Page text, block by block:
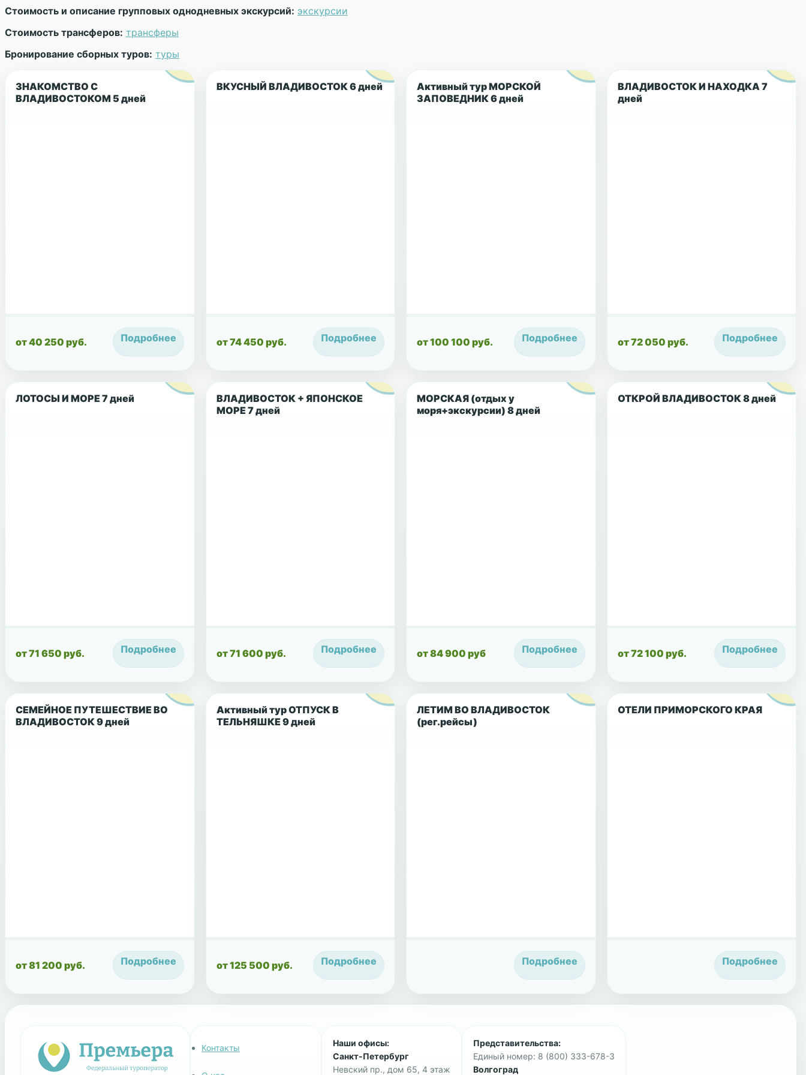
Стоимость и описание групповых однодневных экскурсий: экскурсии
Стоимость трансферов: трансферы
Бронирование сборных туров: туры
ЗНАКОМСТВО С
ВЛАДИВОСТОКОМ 5 дней
от 40 250 руб. Подробнее
ВКУСНЫЙ ВЛАДИВОСТОК 6 дней
от 74 450 руб. Подробнее
Активный тур МОРСКОЙ
ЗАПОВЕДНИК 6 дней
от 100 100 руб. Подробнее
ВЛАДИВОСТОК И НАХОДКА 7
дней
от 72 050 руб. Подробнее
ЛОТОСЫ И МОРЕ 7 дней
от 71 650 руб. Подробнее
ВЛАДИВОСТОК + ЯПОНСКОЕ
МОРЕ 7 дней
от 71 600 руб. Подробнее
МОРСКАЯ (отдых у
моря+экскурсии) 8 дней
от 84 900 руб Подробнее
ОТКРОЙ ВЛАДИВОСТОК 8 дней
от 72 100 руб. Подробнее
СЕМЕЙНОЕ ПУТЕШЕСТВИЕ ВО
ВЛАДИВОСТОК 9 дней
от 81 200 руб. Подробнее
Активный тур ОТПУСК В
ТЕЛЬНЯШКЕ 9 дней
от 125 500 руб. Подробнее
ЛЕТИМ ВО ВЛАДИВОСТОК
(рег.рейсы)
Подробнее
ОТЕЛИ ПРИМОРСКОГО КРАЯ
Подробнее
Контакты
Наши офисы:
Санкт-Петербург
Невский пр., дом 65, 4 этаж
Представительства:
Единый номер: 8 (800) 333-678-3
Волгоград